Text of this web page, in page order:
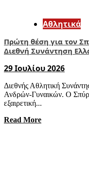
Αθλητικά
Πρώτη θέση για τον
Διεθνή Συνάντηση
29 Ιουλίου 2026
Διεθνής Αθλητική
Ανδρών-Γυναικών. Ο
εξαιρετική...
Read More